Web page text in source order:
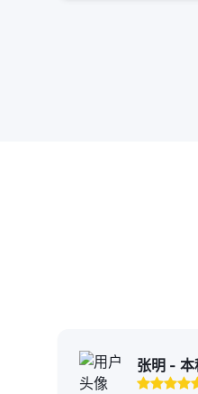
张明 - 本